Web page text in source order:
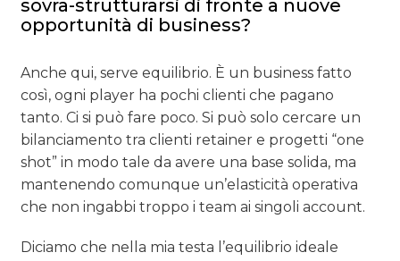
sovra-strutturarsi di fronte a nuove
opportunità di business?
Anche qui, serve equilibrio. È un business fatto
così, ogni player ha pochi clienti che pagano
tanto. Ci si può fare poco. Si può solo cercare un
bilanciamento tra clienti retainer e progetti “one
shot” in modo tale da avere una base solida, ma
mantenendo comunque un’elasticità operativa
che non ingabbi troppo i team ai singoli account.
Diciamo che nella mia testa l’equilibrio ideale